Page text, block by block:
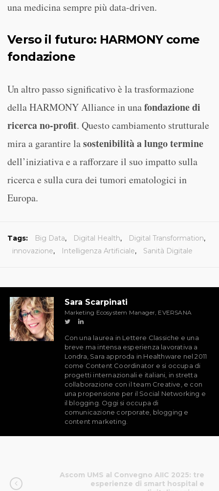
una medicina sempre più data-driven.
Verso il futuro: HARMONY come
fondazione
Un altro passo significativo è la trasformazione
della HARMONY Alliance in unafondazione di
ricerca no-profit. Questo cambiamento strutturale
mira a garantire lasostenibilità a lungo termine
dell’iniziativa e a rafforzare il suo impatto sulla
ricerca e sulla cura dei tumori ematologici in
Europa.
Tags: Big Data, Digital Health, Digital Transformation,
innovazione, Intelligenza Artificiale, Sanità Digitale
Sara Scarpinati
Marketing Ecosystem Manager, EVERSANA
Con una laurea in Lettere Classiche e una
breve ma intensa esperienza lavorativa a
Londra, Sara approda in Healthware nel 2011
come Content Coordinator e si occupa di
progetti internazionali e italiani, in stretta
collaborazione con il team Creative, e con
una propensione per il Social Networking e
il blogging. Oggi si occupa di
comunicazione corporate, blogging e
content marketing.
Ascom UMS al Convegno AIIC 2025: tre
esperienze di smart hospital e